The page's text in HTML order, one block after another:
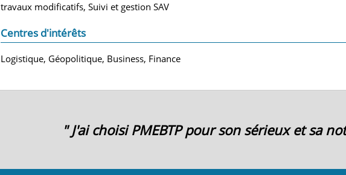
travaux modificatifs, Suivi et gestion SAV
Centres d'intérêts
Logistique, Géopolitique, Business, Finance
" J'ai choisi PMEBTP pour son sérieux et sa